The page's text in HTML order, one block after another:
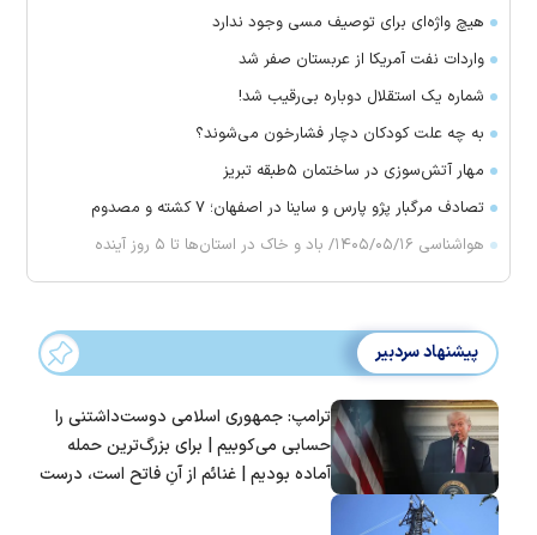
هیچ واژه‌ای برای توصیف مسی وجود ندارد
واردات نفت آمریکا از عربستان صفر شد
شماره یک استقلال دوباره بی‌رقیب شد!
به چه علت کودکان دچار فشارخون می‌شوند؟
مهار آتش‌سوزی در ساختمان ۵‌طبقه تبریز
تصادف مرگبار پژو پارس و ساینا در اصفهان؛ ۷ کشته و مصدوم
هواشناسی ۱۴۰۵/۰۵/۱۶/ باد و خاک در استان‌ها تا ۵ روز آینده
پیشنهاد سردبیر
ترامپ: جمهوری اسلامی دوست‌داشتنی را
حسابی می‌کوبیم | برای بزرگ‌ترین حمله
آماده بودیم | غنائم از آنِ فاتح است، درست